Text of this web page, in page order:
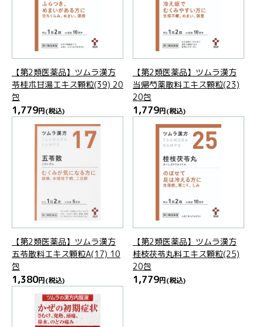
【第2類医薬品】ツムラ漢方
苓桂朮甘湯エキス顆粒(39) 20
包
1,779円(税込)
【第2類医薬品】ツムラ漢方
当帰芍薬散料エキス顆粒(23)
20包
1,779円(税込)
【第2類医薬品】ツムラ漢方
五苓散料エキス顆粒A(17) 10
包
1,380円(税込)
【第2類医薬品】ツムラ漢方
桂枝茯苓丸料エキス顆粒(25)
20包
1,779円(税込)